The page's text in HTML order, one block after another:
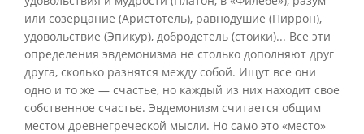
или созерцание (Аристотель), равнодушие (Пиррон),
удовольствие (Эпикур), добродетель (стоики)... Все эти
определения эвдемонизма не столько дополняют друг
друга, сколько разнятся между собой. Ищут все они
одно и то же — счастье, но каждый из них находит свое
собственное счастье. Эвдемонизм считается общим
местом древнегреческой мысли. Но само это «место»